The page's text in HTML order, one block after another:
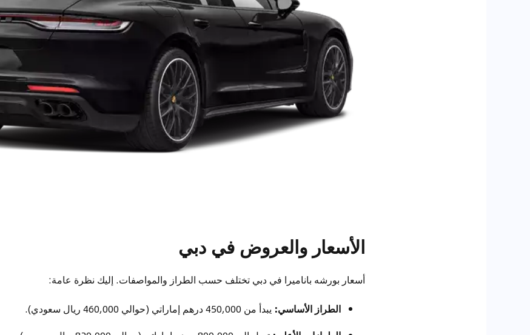
الأسعار والعروض في دبي
أسعار بورشه باناميرا في دبي تختلف حسب الطراز والمواصفات. إليك نظرة عامة:
الطراز الأساسي: يبدأ من 450,000 درهم إماراتي (حوالي 460,000 ريال سعودي).